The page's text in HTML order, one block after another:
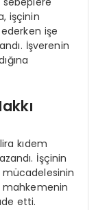
işçinin
işe
İşverenin
kıdem
İşçinin
mücadelesinin
mahkemenin
etti.